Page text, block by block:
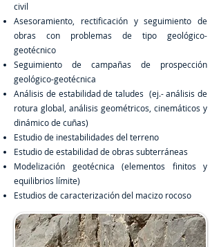
civil
Asesoramiento, rectificación y seguimiento de
obras con problemas de tipo geológico-
geotécnico
Seguimiento de campañas de prospección
geológico-geotécnica
Análisis de estabilidad de taludes (ej.-análisis de
rotura global, análisis geométricos, cinemáticos y
dinámico de cuñas)
Estudio de inestabilidades del terreno
Estudio de estabilidad de obras subterráneas
Modelización geotécnica (elementos finitos y
equilibrios límite)
Estudios de caracterización del macizo rocoso